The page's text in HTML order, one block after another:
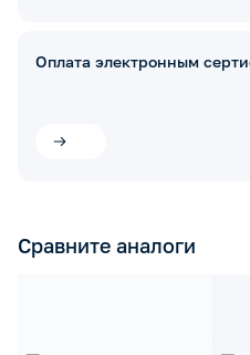
Оплата электронным
Сравните аналоги